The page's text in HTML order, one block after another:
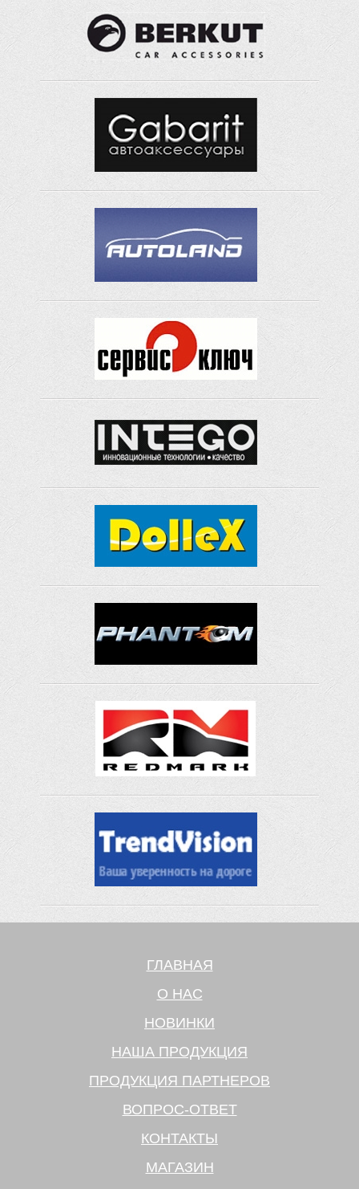
ГЛАВНАЯ
О НАС
НОВИНКИ
НАША ПРОДУКЦИЯ
ПРОДУКЦИЯ ПАРТНЕРОВ
ВОПРОС-ОТВЕТ
КОНТАКТЫ
МАГАЗИН